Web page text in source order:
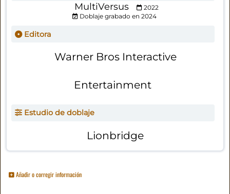
MultiVersus
2022
Doblaje grabado en 2024
Editora
Warner Bros Interactive
Entertainment
Estudio de doblaje
Lionbridge
Añadir o corregir información